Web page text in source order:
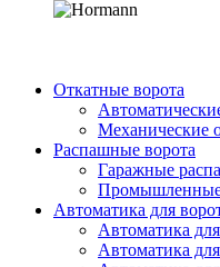
Откатные ворота
Механические
Распашные ворота
Гаражные
Промышленные
Автоматика для
Автоматика
Автоматика